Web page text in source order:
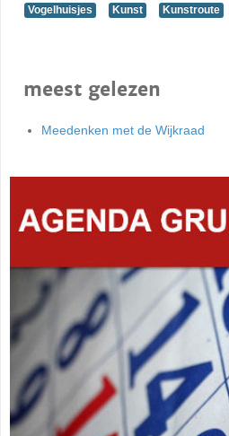
Vogelhuisjes Kunst Kunstroute
meest gelezen
Meedenken met de Wijkraad